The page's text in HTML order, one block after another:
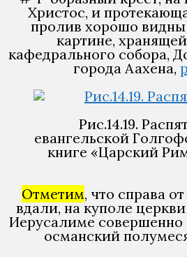
Христос, и
пролив хорошо видны
картине,
кафедрального собора,
города Аахена,
Рис.14.19.
евангельской
книге «Царский
Отметим, что справа
вдали, на куполе
Иерусалиме совершенно
османский